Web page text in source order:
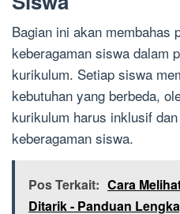
Bagian ini akan membahas
keberagaman siswa dalam
kurikulum. Setiap siswa
kebutuhan yang berbeda,
kurikulum harus inklusif
keberagaman siswa.
Pos Terkait: Cara
Ditarik - Panduan